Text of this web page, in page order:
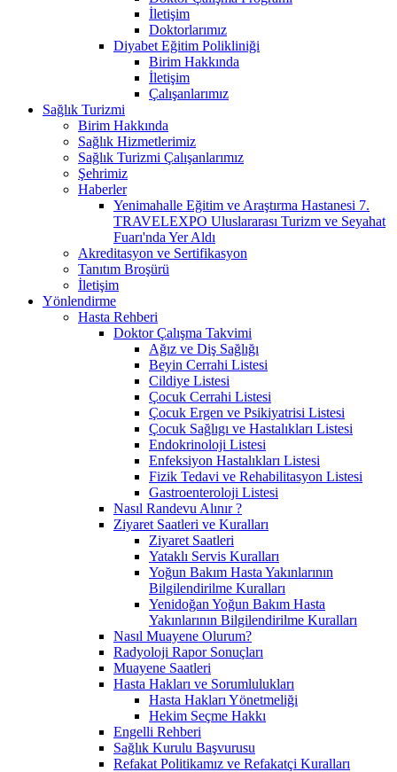
İletişim
Doktorlarımız
Diyabet Eğitim Polikliniği
Birim Hakkında
İletişim
Çalışanlarımız
Sağlık Turizmi
Birim Hakkında
Sağlık Hizmetlerimiz
Sağlık Turizmi Çalışanlarımız
Şehrimiz
Haberler
Yenimahalle Eğitim ve Araştırma Hastanesi 7.
TRAVELEXPO Uluslararası Turizm ve Seyahat
Fuarı'nda Yer Aldı
Akreditasyon ve Sertifikasyon
Tanıtım Broşürü
İletişim
Yönlendirme
Hasta Rehberi
Doktor Çalışma Takvimi
Ağız ve Diş Sağlığı
Beyin Cerrahi Listesi
Cildiye Listesi
Çocuk Cerrahi Listesi
Çocuk Ergen ve Psikiyatrisi Listesi
Çocuk Sağlıgı ve Hastalıkları Listesi
Endokrinoloji Listesi
Enfeksiyon Hastalıkları Listesi
Fizik Tedavi ve Rehabilitasyon Listesi
Gastroenteroloji Listesi
Nasıl Randevu Alınır ?
Ziyaret Saatleri ve Kuralları
Ziyaret Saatleri
Yataklı Servis Kuralları
Yoğun Bakım Hasta Yakınlarının
Bilgilendirilme Kuralları
Yenidoğan Yoğun Bakım Hasta
Yakınlarının Bilgilendirilme Kuralları
Nasıl Muayene Olurum?
Radyoloji Rapor Sonuçları
Muayene Saatleri
Hasta Hakları ve Sorumlulukları
Hasta Hakları Yönetmeliği
Hekim Seçme Hakkı
Engelli Rehberi
Sağlık Kurulu Başvurusu
Refakat Politikamız ve Refakatçi Kuralları